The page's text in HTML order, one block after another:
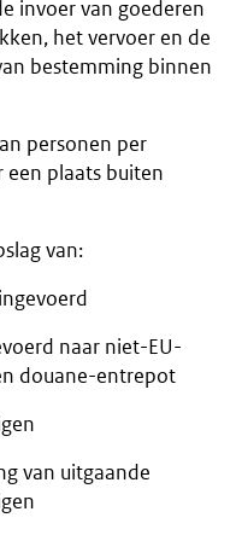
invoer van goederen
het vervoer en de
bestemming binnen
personen per
een plaats buiten
van:
naar niet-EU-
douane-entrepot
van uitgaande